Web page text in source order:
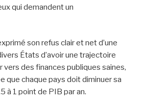
qui demandent un
son refus clair et net d’une
États d’avoir une trajectoire
vers des finances publiques saines,
que chaque pays doit diminuer sa
à 1 point de PIB par an.